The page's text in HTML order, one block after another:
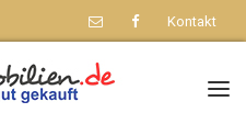
Kontakt